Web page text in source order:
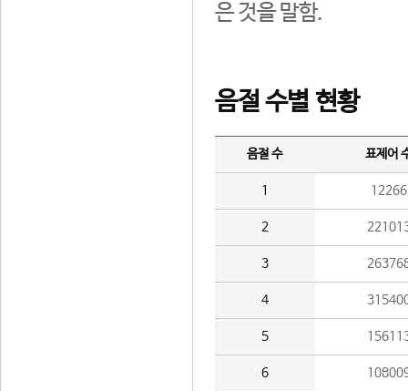
은 것을 말함.
음절 수별 현황
음절 수 표제어
1 12266
2
3
4
5
6